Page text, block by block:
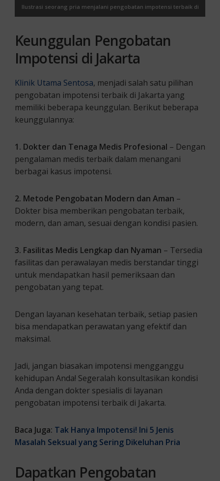
Ilustrasi seorang pria menjalani pengobatan impotensi terbaik di
Keunggulan Pengobatan
Impotensi di Jakarta
Klinik Utama Sentosa, menjadi salah satu pilihan
pengobatan impotensi terbaik di Jakarta yang
memiliki beberapa keunggulan. Berikut beberapa
keunggulannya:
1. Dokter dan Tenaga Medis Profesional – Dengan
pengalaman medis terbaik dalam menangani
berbagai kasus impotensi.
2. Metode Pengobatan Modern dan Aman –
Dokter bisa memberikan pengobatan terbaik,
modern, dan aman, sesuai dengan kondisi pasien.
3. Fasilitas Medis Lengkap dan Nyaman – Tersedia
fasilitas dan perawalayan medis berstandar tinggi
untuk mendapatkan hasil pemeriksaan dan
pengobatan yang tepat.
Dengan layanan kesehatan terbaik, setiap pasien
bisa mendapatkan perawatan yang efektif dan
maksimal.
Jadi, jangan biasakan impotensi mengganggu
kehidupan Anda! Segeralah konsultasikan kondisi
Anda dengan dokter spesialis di layanan
pengobatan impotensi terbaik di Jakarta.
Baca Juga: Tak Hanya Impotensi! Ini 5 Jenis
Masalah Seksual yang Sering Dikeluhan Pria
Dapatkan Pengobatan